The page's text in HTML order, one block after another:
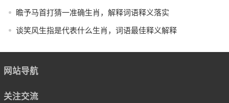
瞻予马首打猜一准确生肖，解释词语释义落实
谈笑风生指是代表什么生肖，词语最佳释义解释
网站导航
关注交流